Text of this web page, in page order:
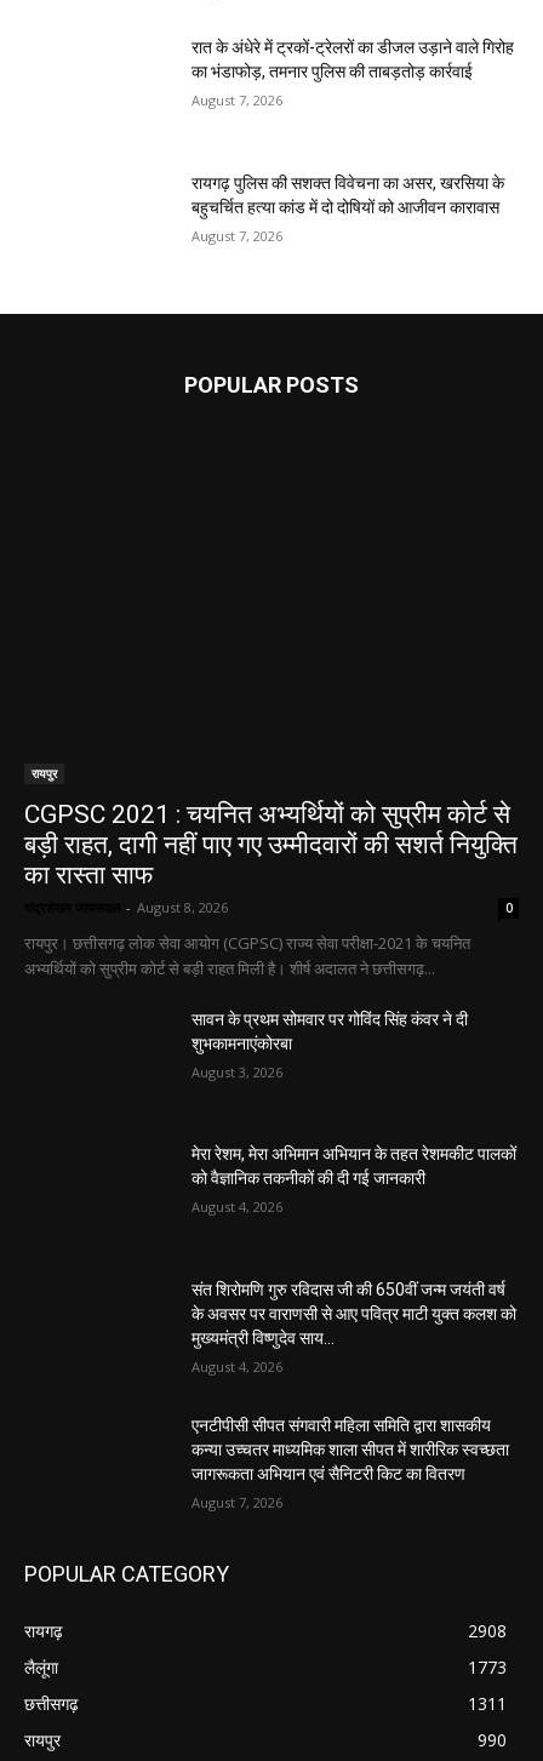
रात के अंधेरे में ट्रकों-ट्रेलरों का डीजल उड़ाने वाले गिरोह
का भंडाफोड़, तमनार पुलिस की ताबड़तोड़ कार्रवाई
August 7, 2026
रायगढ़ पुलिस की सशक्त विवेचना का असर, खरसिया के
बहुचर्चित हत्या कांड में दो दोषियों को आजीवन कारावास
August 7, 2026
POPULAR POSTS
रायपुर
CGPSC 2021 : चयनित अभ्यर्थियों को सुप्रीम कोर्ट से
बड़ी राहत, दागी नहीं पाए गए उम्मीदवारों की सशर्त नियुक्ति
का रास्ता साफ
- August 8, 2026 0
रायपुर। छत्तीसगढ़ लोक सेवा आयोग (CGPSC) राज्य सेवा परीक्षा-2021 के चयनित
अभ्यर्थियों को सुप्रीम कोर्ट से बड़ी राहत मिली है। शीर्ष अदालत ने छत्तीसगढ़...
सावन के प्रथम सोमवार पर गोविंद सिंह कंवर ने दी
शुभकामनाएंकोरबा
August 3, 2026
मेरा रेशम, मेरा अभिमान अभियान के तहत रेशमकीट पालकों
को वैज्ञानिक तकनीकों की दी गई जानकारी
August 4, 2026
संत शिरोमणि गुरु रविदास जी की 650वीं जन्म जयंती वर्ष
के अवसर पर वाराणसी से आए पवित्र माटी युक्त कलश को
मुख्यमंत्री विष्णुदेव साय...
August 4, 2026
एनटीपीसी सीपत संगवारी महिला समिति द्वारा शासकीय
कन्या उच्चतर माध्यमिक शाला सीपत में शारीरिक स्वच्छता
जागरूकता अभियान एवं सैनिटरी किट का वितरण
August 7, 2026
POPULAR CATEGORY
रायगढ़
2908
लैलूंगा
1773
छत्तीसगढ़
1311
रायपुर
990